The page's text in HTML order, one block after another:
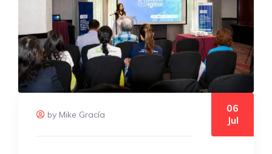
by Mike Gracía
06
Jul